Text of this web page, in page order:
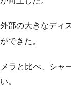
部の大きなディ
できた。
ラと比べ、シャ
。